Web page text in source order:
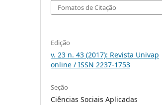
Fomatos de Citação
Edição
v. 23 n. 43 (2017): Revista Univap
online / ISSN 2237-1753
Seção
Ciências Sociais Aplicadas